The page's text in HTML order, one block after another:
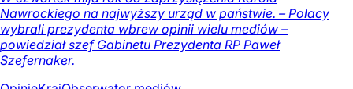
Nawrockiego na najwyższy urząd w państwie. – Polacy
wybrali prezydenta wbrew opinii wielu mediów –
powiedział szef Gabinetu Prezydenta RP Paweł
Szefernaker.